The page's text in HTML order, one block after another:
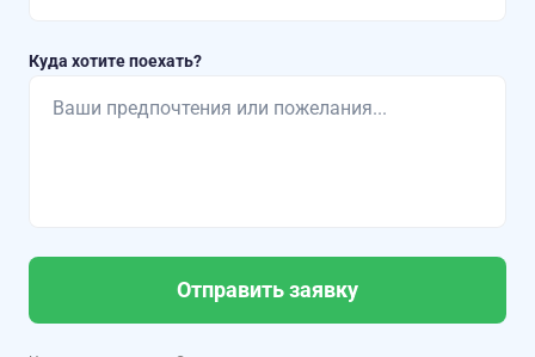
Куда хотите поехать?
Отправить заявку